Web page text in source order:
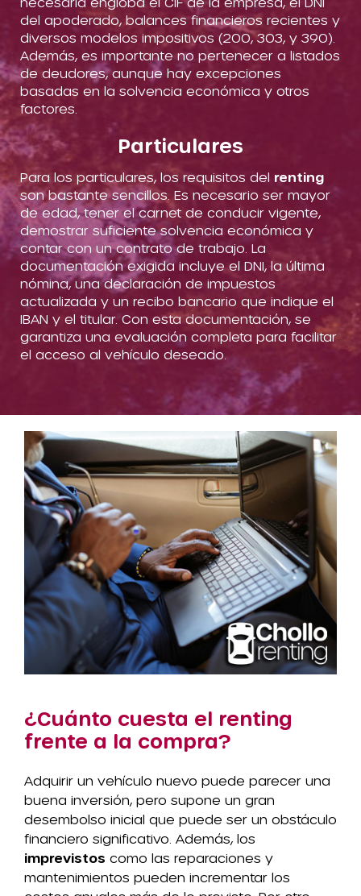
del apoderado, balances financieros recientes y
diversos modelos impositivos (200, 303, y 390).
Además, es importante no pertenecer a listados
de deudores, aunque hay excepciones
basadas en la solvencia económica y otros
factores.
Particulares
Para los particulares, los requisitos del renting
son bastante sencillos. Es necesario ser mayor
de edad, tener el carnet de conducir vigente,
demostrar suficiente solvencia económica y
contar con un contrato de trabajo. La
documentación exigida incluye el DNI, la última
nómina, una declaración de impuestos
actualizada y un recibo bancario que indique el
IBAN y el titular. Con esta documentación, se
garantiza una evaluación completa para facilitar
el acceso al vehículo deseado.
¿Cuánto cuesta el renting
frente a la compra?
Adquirir un vehículo nuevo puede parecer una
buena inversión, pero supone un gran
desembolso inicial que puede ser un obstáculo
financiero significativo. Además, los
imprevistos como las reparaciones y
mantenimientos pueden incrementar los